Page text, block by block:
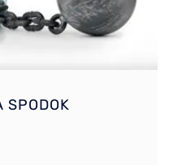
SPODOK